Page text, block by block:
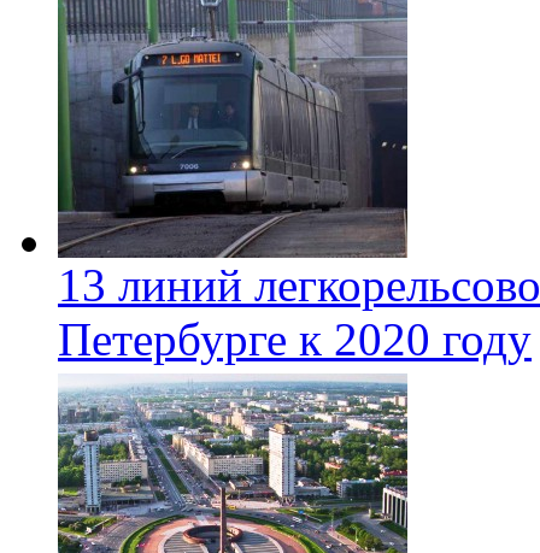
13 линий
Петербурге к 2020 году